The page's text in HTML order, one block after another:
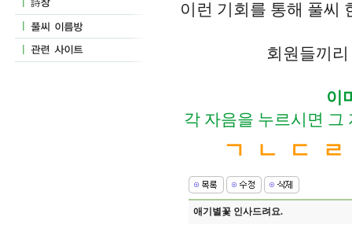
이런 기회를 통해 풀씨
회원들끼
이
각 자음을 누르시면 그
ㄱ ㄴ ㄷ ㄹ
애기별꽃 인사드려요.